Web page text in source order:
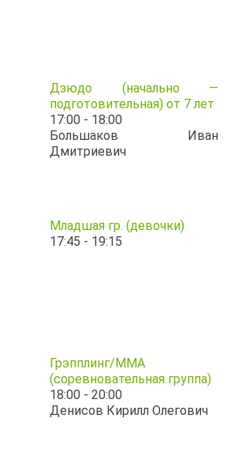
Дзюдо (начально —
подготовительная) от 7 лет
17:00 - 18:00
Большаков Иван
Дмитриевич
Младшая гр. (девочки)
17:45 - 19:15
Грэпплинг/ММА
(соревновательная группа)
18:00 - 20:00
Денисов Кирилл Олегович